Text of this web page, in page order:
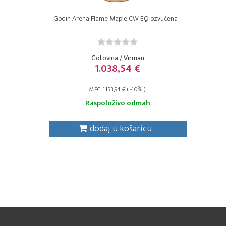
Godin Arena Flame Maple CW EQ ozvučena ...
Gotovina / Virman
1.038,54 €
MPC: 1.153,94 € ( -10% )
Raspoloživo odmah
dodaj u košaricu